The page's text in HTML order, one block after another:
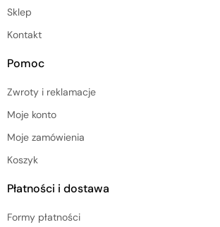
Sklep
Kontakt
Pomoc
Zwroty i reklamacje
Moje konto
Moje zamówienia
Koszyk
Płatności i dostawa
Formy płatności